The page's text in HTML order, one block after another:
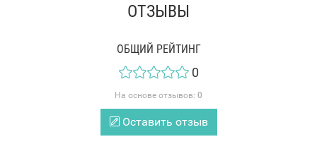
ОТЗЫВЫ
ОБЩИЙ РЕЙТИНГ
0
На основе отзывов: 0
Оставить отзыв